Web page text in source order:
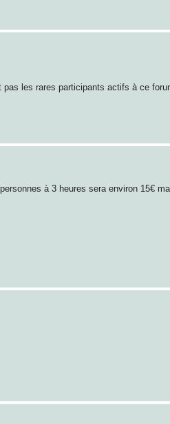
les rares participants actifs à ce
à 3 heures sera environ 15€